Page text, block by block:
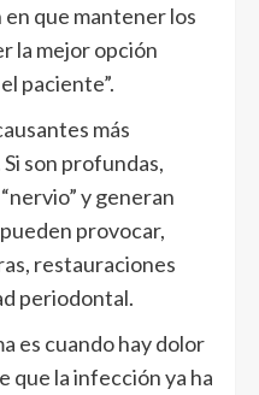
que mantener los
la mejor opción
paciente”.
más
son profundas,
y generan
provocar,
restauraciones
periodontal.
es cuando hay dolor
que la infección ya ha